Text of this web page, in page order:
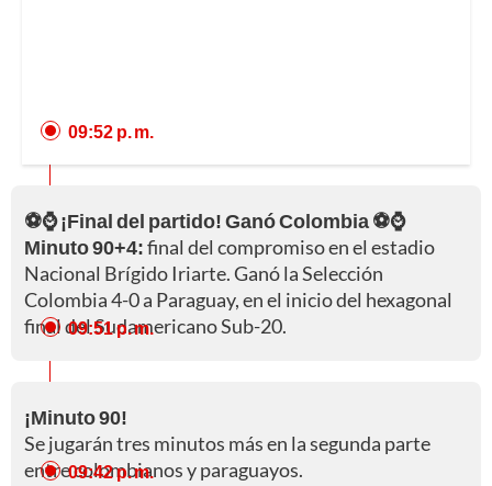
09:52 p. m.
⚽⌚ ¡Final del partido! Ganó Colombia ⚽⌚
Minuto 90+4:final del compromiso en el estadio
Nacional Brígido Iriarte. Ganó la Selección
Colombia 4-0 a Paraguay, en el inicio del hexagonal
final del Sudamericano Sub-20.
09:51 p. m.
¡Minuto 90!
Se jugarán tres minutos más en la segunda parte
entre colombianos y paraguayos.
09:42 p. m.